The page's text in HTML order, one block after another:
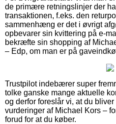
de primære retningslinjer der
transaktionen, f.eks. den
sammenhæng er det i øvrigt
opbevarer sin kvittering på e-
bekræfte sin shopping af
– Edp, om man er på
Trustpilot indebærer super
tolke ganske mange aktuelle
og derfor foreslår vi, at du
vurderinger af Michael Kors –
forud for at du køber.